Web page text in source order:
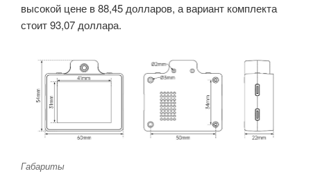
высокой цене в 88,45 долларов, а вариант комплекта
стоит 93,07 доллара.
Габариты